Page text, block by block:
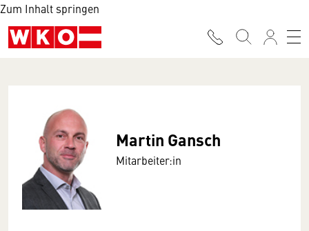
Zum Inhalt springen
Martin Gansch
Mitarbeiter:in